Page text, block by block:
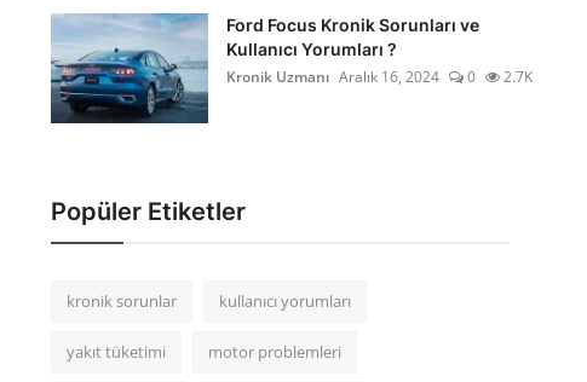
Ford Focus Kronik Sorunları ve
Kullanıcı Yorumları ?
Kronik Uzmanı Aralık 16, 2024 0 2.7K
Popüler Etiketler
kronik sorunlar kullanıcı yorumları
yakıt tüketimi motor problemleri